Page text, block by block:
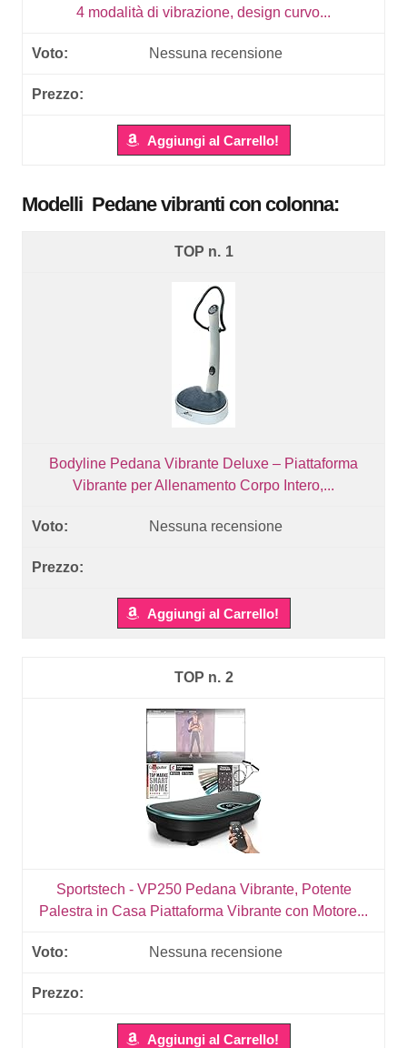
4 modalità di vibrazione, design curvo...
Nessuna recensione
Aggiungi al Carrello!
Modelli Pedane vibranti con colonna:
1
Bodyline Pedana Vibrante Deluxe – Piattaforma
Vibrante per Allenamento Corpo Intero,...
Nessuna recensione
Aggiungi al Carrello!
2
Sportstech - VP250 Pedana Vibrante, Potente
Palestra in Casa Piattaforma Vibrante con Motore...
Nessuna recensione
Aggiungi al Carrello!